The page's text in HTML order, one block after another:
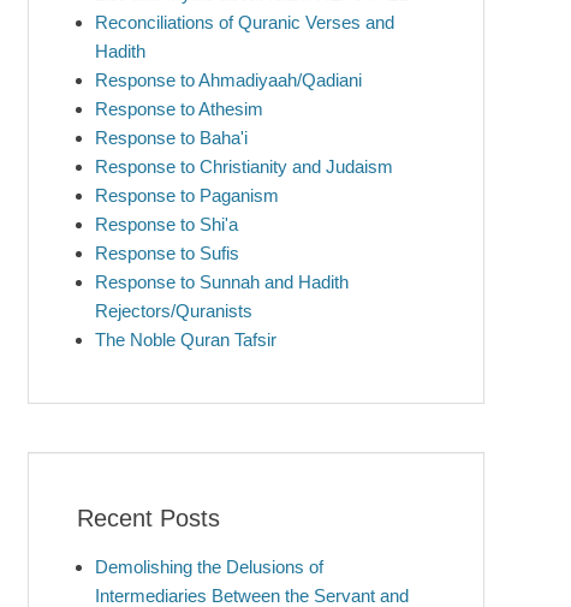
Reconciliations of Quranic Verses and
Hadith
Response to Ahmadiyaah/Qadiani
Response to Athesim
Response to Baha'i
Response to Christianity and Judaism
Response to Paganism
Response to Shi'a
Response to Sufis
Response to Sunnah and Hadith
Rejectors/Quranists
The Noble Quran Tafsir
Recent Posts
Demolishing the Delusions of
Intermediaries Between the Servant and